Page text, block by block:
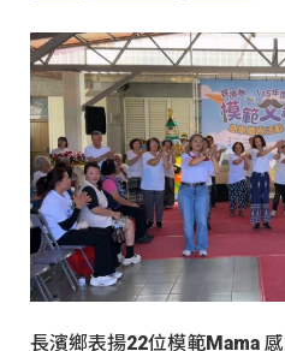
長濱鄉表揚22位模範Mama